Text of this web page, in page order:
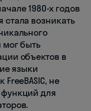
1980-х годов
возникать
быть
объектов в
языки
не
для